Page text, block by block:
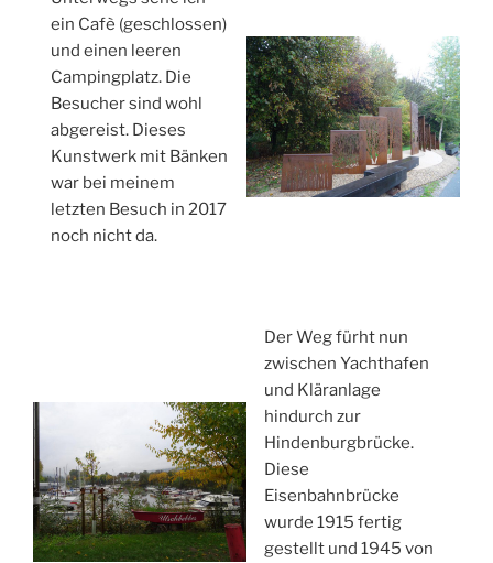
ein Cafè (geschlossen)
und einen leeren
Campingplatz. Die
Besucher sind wohl
abgereist. Dieses
Kunstwerk mit Bänken
war bei meinem
letzten Besuch in 2017
noch nicht da.
Der Weg fürht nun
zwischen Yachthafen
und Kläranlage
hindurch zur
Hindenburgbrücke.
Diese
Eisenbahnbrücke
wurde 1915 fertig
gestellt und 1945 von